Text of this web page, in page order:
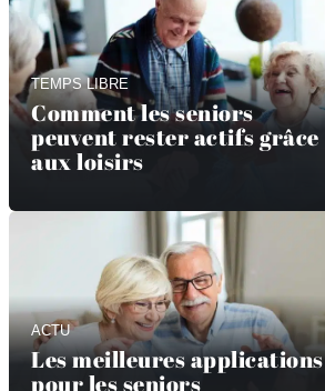
TEMPS LIBRE
Comment les seniors
peuvent rester actifs grâce
aux loisirs
ACTU
Les meilleures applications
pour les seniors